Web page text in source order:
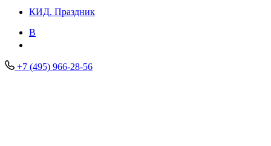
КИД. Праздник
В
+7 (495) 966-28-56